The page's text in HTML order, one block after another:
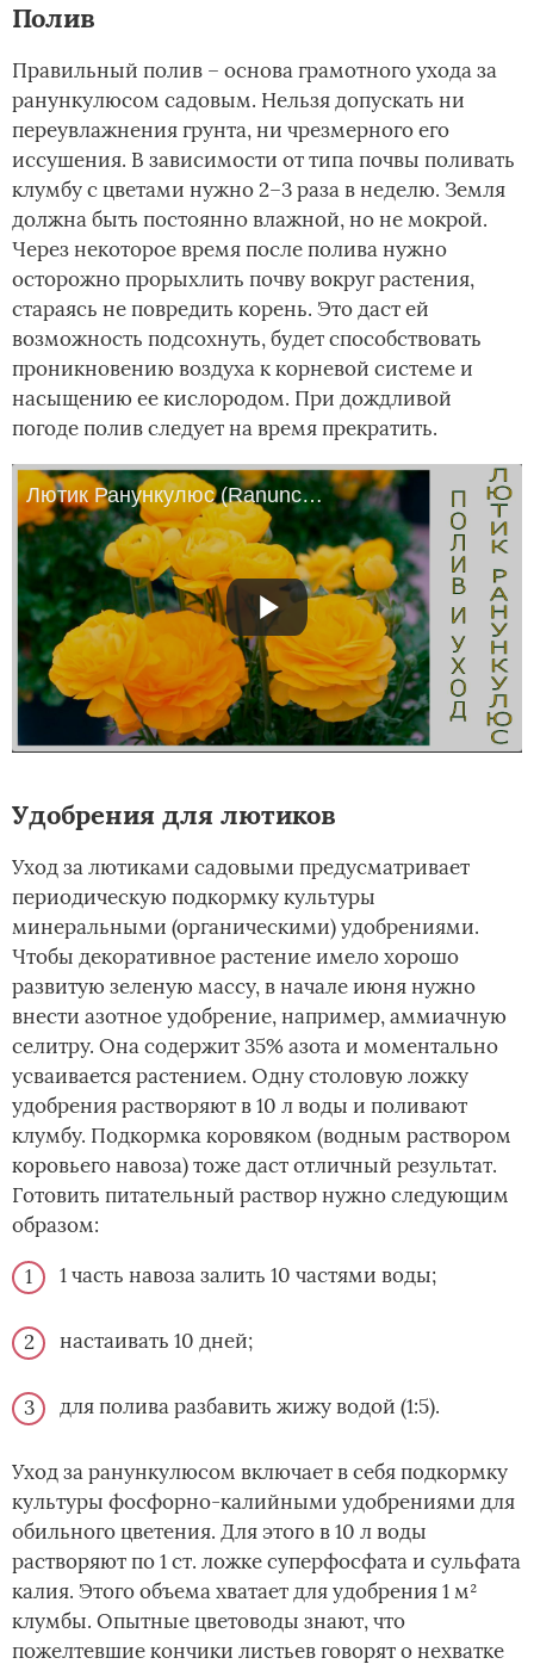
Полив
Правильный полив – основа грамотного ухода за
ранункулюсом садовым. Нельзя допускать ни
переувлажнения грунта, ни чрезмерного его
иссушения. В зависимости от типа почвы поливать
клумбу с цветами нужно 2–3 раза в неделю. Земля
должна быть постоянно влажной, но не мокрой.
Через некоторое время после полива нужно
осторожно прорыхлить почву вокруг растения,
стараясь не повредить корень. Это даст ей
возможность подсохнуть, будет способствовать
проникновению воздуха к корневой системе и
насыщению ее кислородом. При дождливой
погоде полив следует на время прекратить.
Лютик Ранункулюс (Ranunculus) уход и полив
Удобрения для лютиков
Уход за лютиками садовыми предусматривает
периодическую подкормку культуры
минеральными (органическими) удобрениями.
Чтобы декоративное растение имело хорошо
развитую зеленую массу, в начале июня нужно
внести азотное удобрение, например, аммиачную
селитру. Она содержит 35% азота и моментально
усваивается растением. Одну столовую ложку
удобрения растворяют в 10 л воды и поливают
клумбу. Подкормка коровяком (водным раствором
коровьего навоза) тоже даст отличный результат.
Готовить питательный раствор нужно следующим
образом:
1 часть навоза залить 10 частями воды;
настаивать 10 дней;
для полива разбавить жижу водой (1:5).
Уход за ранункулюсом включает в себя подкормку
культуры фосфорно-калийными удобрениями для
обильного цветения. Для этого в 10 л воды
растворяют по 1 ст. ложке суперфосфата и сульфата
калия. Этого объема хватает для удобрения 1 м²
клумбы. Опытные цветоводы знают, что
пожелтевшие кончики листьев говорят о нехватке